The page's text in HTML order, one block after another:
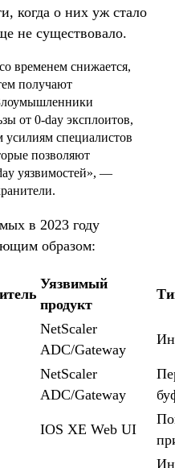
когда о них уж стало
не существовало.
временем снижается,
получают
от 0-day эксплоитов,
специалистов
позволяют
уязвимостей», —
в 2023 году
образом:
Уязвимый
продукт
NetScaler
ADC/Gateway
NetScaler
ADC/Gateway
IOS XE Web UI